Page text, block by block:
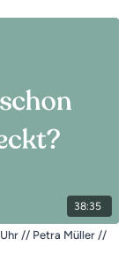
38:35
// Petra Müller //